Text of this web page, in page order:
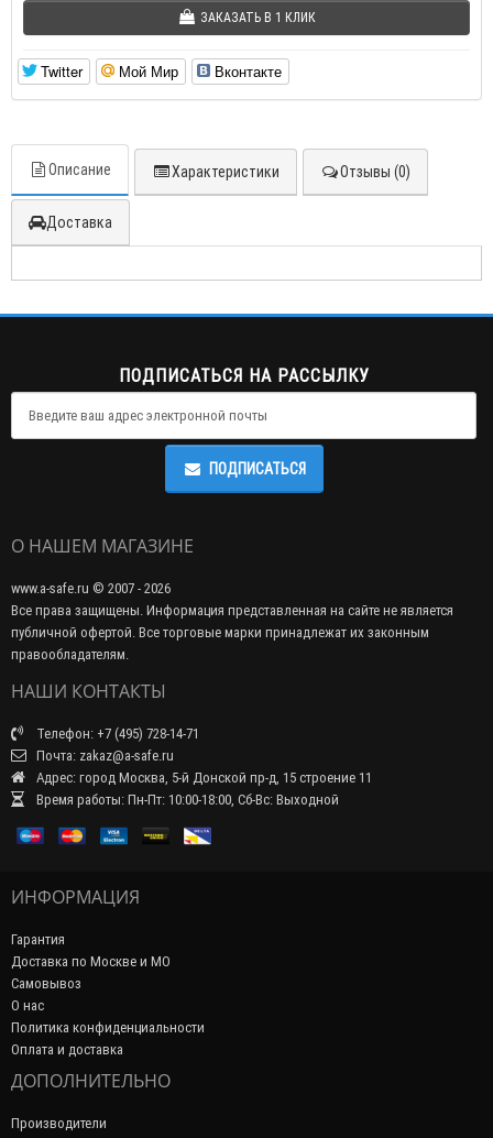
ЗАКАЗАТЬ В 1 КЛИК
Twitter Мой Мир Вконтакте
Описание Характеристики Отзывы (0)
Доставка
ПОДПИСАТЬСЯ НА РАССЫЛКУ
ПОДПИСАТЬСЯ
О НАШЕМ МАГАЗИНЕ
www.a-safe.ru © 2007 - 2026
Все права защищены. Информация представленная на сайте не является
публичной офертой. Все торговые марки принадлежат их законным
правообладателям.
НАШИ КОНТАКТЫ
Телефон: +7 (495) 728-14-71
Почта: zakaz@a-safe.ru
Адрес: город Москва, 5-й Донской пр-д, 15 строение 11
Время работы: Пн-Пт: 10:00-18:00, Сб-Вс: Выходной
ИНФОРМАЦИЯ
Гарантия
Доставка по Москве и МО
Самовывоз
О нас
Политика конфиденциальности
Оплата и доставка
ДОПОЛНИТЕЛЬНО
Производители